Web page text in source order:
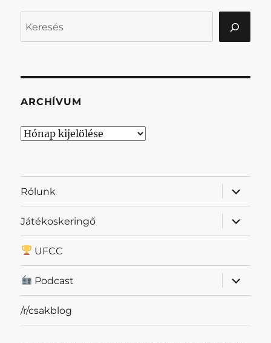
ARCHÍVUM
Archívum
Rólunk
almenü
Játékoskeringő
almenü
UFCC
Podcast
almenü
/r/csakblog